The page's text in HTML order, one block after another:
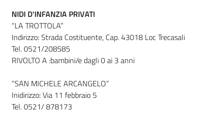
NIDI D'INFANZIA PRIVATI
“LA TROTTOLA”
Indirizzo: Strada Costituente, Cap. 43018 Loc Trecasali
Tel. 0521/208585
RIVOLTO A :bambini/e dagli 0 ai 3 anni
“SAN MICHELE ARCANGELO”
Inidirizzo: Via 11 febbraio 5
Tel. 0521/ 878173